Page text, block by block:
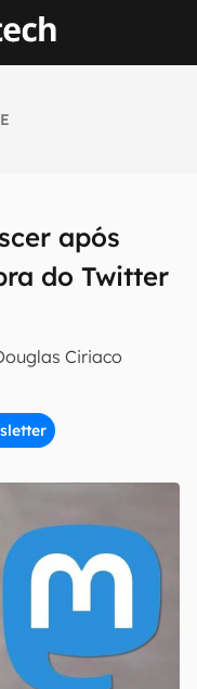
após
do Twitter
Ciriaco
em primeira
os Termos de